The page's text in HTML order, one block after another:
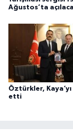
Ağustos’ta
Öztürkler, Kaya’yı
etti